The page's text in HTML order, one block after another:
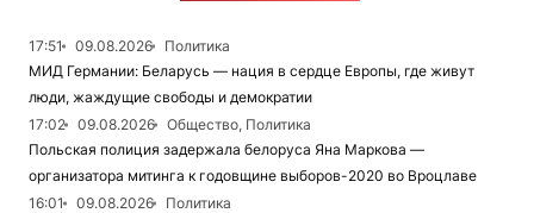
17:51 09.08.2026
Политика
МИД Германии: Беларусь — нация в сердце Европы, где живут
люди, жаждущие свободы и демократии
17:02
09.08.2026
Общество, Политика
Польская полиция задержала белоруса Яна Маркова —
организатора митинга к годовщине выборов-2020 во Вроцлаве
16:01
09.08.2026
Политика